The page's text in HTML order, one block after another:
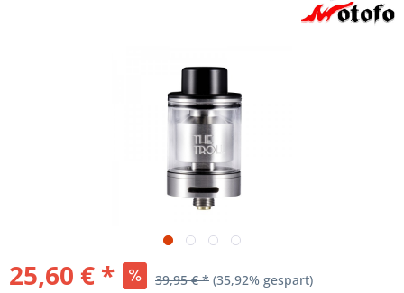
25,60 € * 39,95 € * (35,92% gespart)